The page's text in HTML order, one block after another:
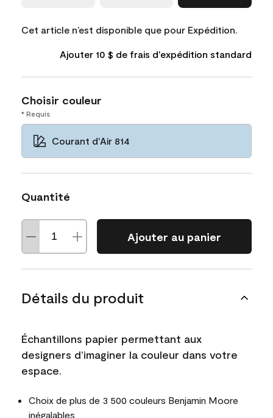
Cet article n’est disponible que pour Expédition.
Ajouter 10 $ de frais d'expédition standard
Choisir couleur
* Requis
Courant d'Air 814
Quantité
Ajouter au panier
Détails du produit
Échantillons papier permettant aux
designers d’imaginer la couleur dans votre
espace.
Choix de plus de 3 500 couleurs Benjamin Moore
inégalables